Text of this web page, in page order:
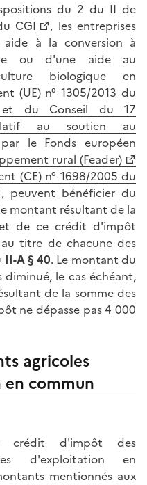
du 2 du II de
CGI
, les entreprises
à la conversion à
ou d'une aide au
biologique en
(UE) n° 1305/2013 du
et du Conseil du 17
au soutien au
le Fonds européen
rural (Feader)
(CE) n° 1698/2005 du
, peuvent bénéficier du
montant résultant de la
de ce crédit d'impôt
titre de chacune des
II-A § 40. Le montant du
le cas échéant,
de la somme des
ne dépasse pas 4 000
agricoles
commun
d'impôt des
d'exploitation en
mentionnés aux